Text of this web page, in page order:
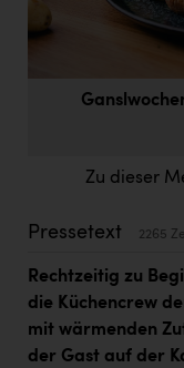
Doppler Gruppe
everfield
Fristads Austria
HIG Infomotion Group
IFE Austria GmbH
Immotech
INTERSPAR
Zu dieser
Pressetext 2265
Rechtzeitig zu
die Küchencrew
mit wärmenden
der Gast auf der